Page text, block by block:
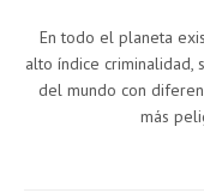
En todo el planeta
alto índice criminalidad,
del mundo con
más